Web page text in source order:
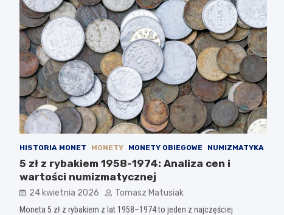
HISTORIA MONET MONETY MONETY OBIEGOWE NUMIZMATYKA
5 zł z rybakiem 1958-1974: Analiza cen i
wartości numizmatycznej
24 kwietnia 2026 Tomasz Matusiak
Moneta 5 zł z rybakiem z lat 1958–1974 to jeden z najczęściej